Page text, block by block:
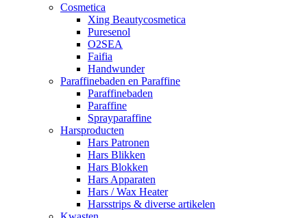
Cosmetica
Xing Beautycosmetica
Puresenol
O2SEA
Faifia
Handwunder
Paraffinebaden en Paraffine
Paraffinebaden
Paraffine
Sprayparaffine
Harsproducten
Hars Patronen
Hars Blikken
Hars Blokken
Hars Apparaten
Hars / Wax Heater
Harsstrips & diverse artikelen